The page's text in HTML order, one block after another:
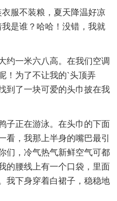
服不装粮，夏天降温好凉
是谁？哈哈！没错，我就
一米六八高。在我们空调
！为了不让我的`头顶弄
到了一块可爱的头巾披在我
正在游泳。在头巾的下面
看，我那上半身的嘴巴最引
们，冷气热气新鲜空气可都
的腰线上有一个口袋，里面
下身穿着白裙子，稳稳地